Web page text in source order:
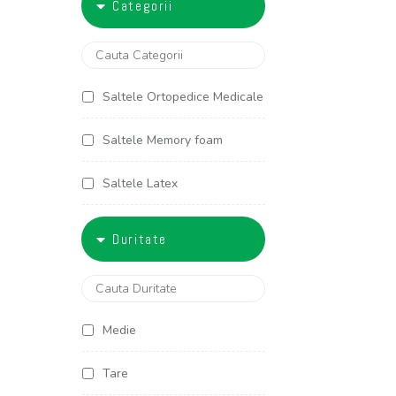
100x200
120x190
120x200
125x200
140x190
140x200
Categorii
Saltele Ortopedice Medicale
Saltele Memory foam
Saltele Latex
Saltele Americane
Duritate
Medie
Tare